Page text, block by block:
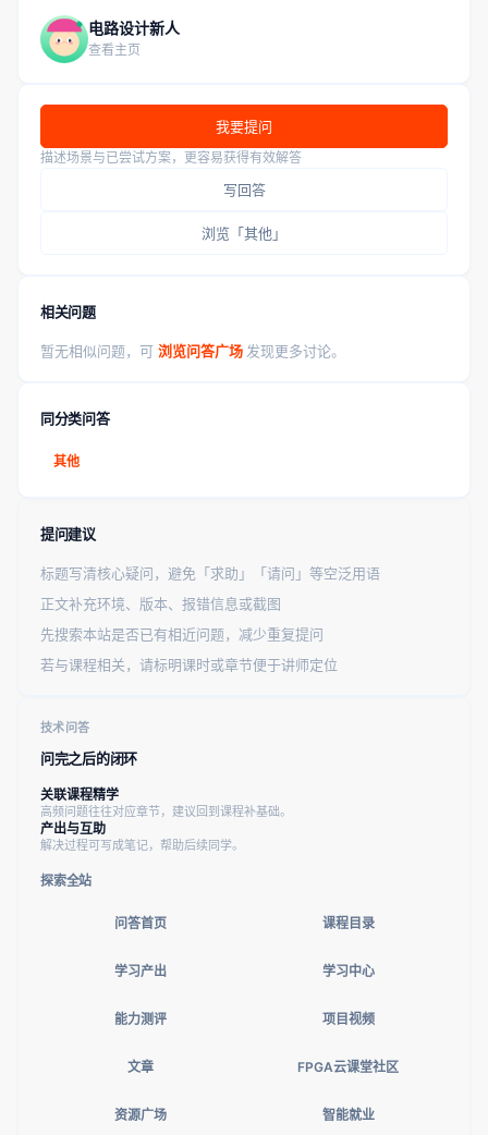
电路设计新人
查看主页
我要提问
描述场景与已尝试方案，更容易获得有效解答
写回答
浏览「其他」
相关问题
暂无相似问题，可 浏览问答广场 发现更多讨论。
同分类问答
其他
提问建议
标题写清核心疑问，避免「求助」「请问」等空泛用语
正文补充环境、版本、报错信息或截图
先搜索本站是否已有相近问题，减少重复提问
若与课程相关，请标明课时或章节便于讲师定位
技术问答
问完之后的闭环
关联课程精学
高频问题往往对应章节，建议回到课程补基础。
产出与互助
解决过程可写成笔记，帮助后续同学。
探索全站
问答首页 课程目录
学习产出 学习中心
能力测评 项目视频
文章 FPGA云课堂社区
资源广场 智能就业